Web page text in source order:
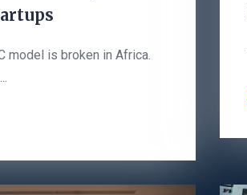
model is broken in Africa.